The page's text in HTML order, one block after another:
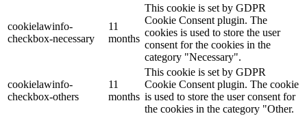
cookielawinfo-
checkbox-necessary
11
months
This cookie is set by GDPR
Cookie Consent plugin. The
cookies is used to store the user
consent for the cookies in the
category "Necessary".
cookielawinfo-
checkbox-others
11
months
This cookie is set by GDPR
Cookie Consent plugin. The cookie
is used to store the user consent for
the cookies in the category "Other.